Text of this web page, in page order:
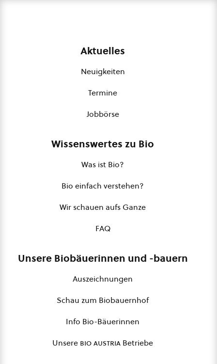
Aktuelles
Neuigkeiten
Termine
Jobbörse
Wissenswertes zu Bio
Was ist Bio?
Bio einfach verstehen?
Wir schauen aufs Ganze
FAQ
Unsere Biobäuerinnen und -bauern
Auszeichnungen
Schau zum Biobauernhof
Info Bio-Bäuerinnen
Unsere bio austria Betriebe